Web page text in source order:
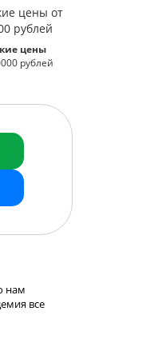
цены
рублей
нам
все